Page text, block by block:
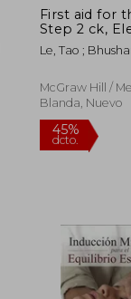
First aid for
Step 2 ck,
Edition (en
Le, Tao ;
McGraw Hill /
Blanda, Nuevo